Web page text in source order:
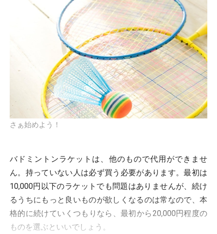
さぁ始めよう！
バドミントンラケットは、他のもので代用ができませ
ん。持っていない人は必ず買う必要があります。最初は
10,000円以下のラケットでも問題はありませんが、続け
るうちにもっと良いものが欲しくなるのは常なので、本
格的に続けていくつもりなら、最初から20,000円程度の
ものを選ぶといいでしょう。